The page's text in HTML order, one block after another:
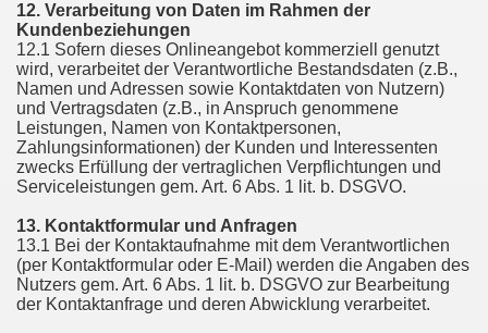
12. Verarbeitung von Daten im Rahmen der
Kundenbeziehungen
12.1 Sofern dieses Onlineangebot kommerziell genutzt
wird, verarbeitet der Verantwortliche Bestandsdaten (z.B.,
Namen und Adressen sowie Kontaktdaten von Nutzern)
und Vertragsdaten (z.B., in Anspruch genommene
Leistungen, Namen von Kontaktpersonen,
Zahlungsinformationen) der Kunden und Interessenten
zwecks Erfüllung der vertraglichen Verpflichtungen und
Serviceleistungen gem. Art. 6 Abs. 1 lit. b. DSGVO.
13. Kontaktformular und Anfragen
13.1 Bei der Kontaktaufnahme mit dem Verantwortlichen
(per Kontaktformular oder E-Mail) werden die Angaben des
Nutzers gem. Art. 6 Abs. 1 lit. b. DSGVO zur Bearbeitung
der Kontaktanfrage und deren Abwicklung verarbeitet.